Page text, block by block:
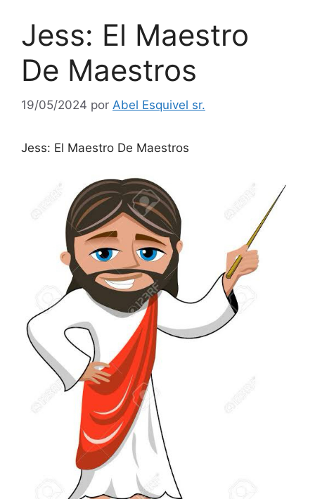
Jess: El Maestro
De Maestros
19/05/2024 por Abel Esquivel sr.
Jess: El Maestro De Maestros